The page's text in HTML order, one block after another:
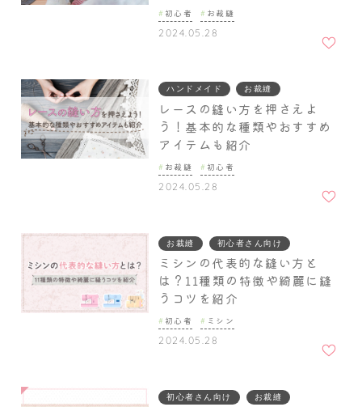
初心者 お裁縫
2024.05.28
入りに
ハンドメイド お裁縫
レースの縫い方を押さえよ
う！基本的な種類やおすすめ
アイテムも紹介
お裁縫 初心者
2024.05.28
入りに
お裁縫 初心者さん向け
ミシンの代表的な縫い方と
は？11種類の特徴や綺麗に縫
うコツを紹介
初心者 ミシン
2024.05.28
入りに
初心者さん向け お裁縫